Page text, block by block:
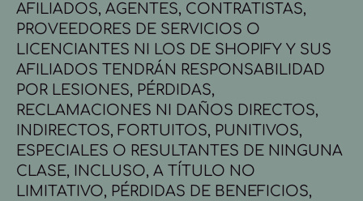
AFILIADOS, AGENTES, CONTRATISTAS,
PROVEEDORES DE SERVICIOS O
LICENCIANTES NI LOS DE SHOPIFY Y SUS
AFILIADOS TENDRÁN RESPONSABILIDAD
POR LESIONES, PÉRDIDAS,
RECLAMACIONES NI DAÑOS DIRECTOS,
INDIRECTOS, FORTUITOS, PUNITIVOS,
ESPECIALES O RESULTANTES DE NINGUNA
CLASE, INCLUSO, A TÍTULO NO
LIMITATIVO, PÉRDIDAS DE BENEFICIOS,